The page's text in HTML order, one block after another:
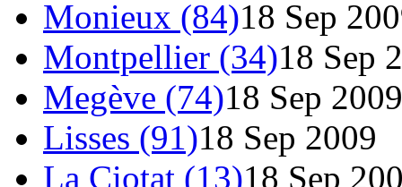
Monieux (84)18 Sep
Montpellier (34)18 Sep
Megève (74)18 Sep 2009
Lisses (91)18 Sep 2009
La Ciotat (13)18 Sep